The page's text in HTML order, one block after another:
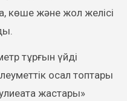
көше және жол желісі
тұрғын үйді
осал топтары
жастары»